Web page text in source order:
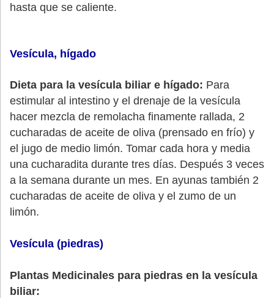
hasta que se caliente.
Vesícula, hígado
Dieta para la vesícula biliar e hígado: Para
estimular al intestino y el drenaje de la vesícula
hacer mezcla de remolacha finamente rallada, 2
cucharadas de aceite de oliva (prensado en frío) y
el jugo de medio limón. Tomar cada hora y media
una cucharadita durante tres días. Después 3 veces
a la semana durante un mes. En ayunas también 2
cucharadas de aceite de oliva y el zumo de un
limón.
Vesícula (piedras)
Plantas Medicinales para piedras en la vesícula
biliar: